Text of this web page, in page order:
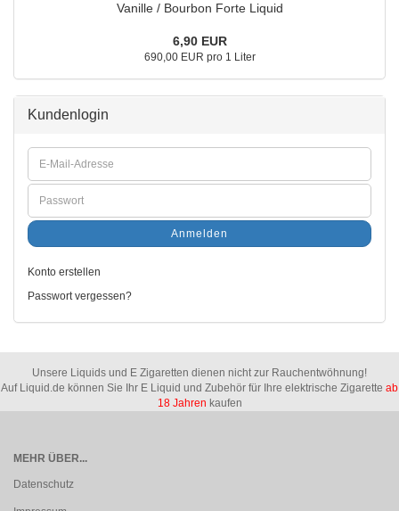
Vanille / Bourbon Forte Liquid
6,90 EUR
690,00 EUR pro 1 Liter
Kundenlogin
Anmelden
Konto erstellen
Passwort vergessen?
Unsere Liquids und E Zigaretten dienen nicht zur Rauchentwöhnung!
Auf Liquid.de können Sie Ihr E Liquid und Zubehör für Ihre elektrische Zigarette ab
18 Jahren kaufen
MEHR ÜBER...
Datenschutz